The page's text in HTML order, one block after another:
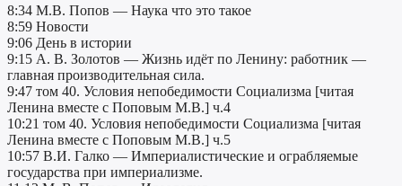
8:34 М.В. Попов — Наука что это такое
8:59 Новости
9:06 День в истории
9:15 А. В. Золотов — Жизнь идёт по Ленину: работник —
главная производительная сила.
9:47 том 40. Условия непобедимости Социализма [читая
Ленина вместе с Поповым М.В.] ч.4
10:21 том 40. Условия непобедимости Социализма [читая
Ленина вместе с Поповым М.В.] ч.5
10:57 В.И. Галко — Империалистические и ограбляемые
государства при империализме.